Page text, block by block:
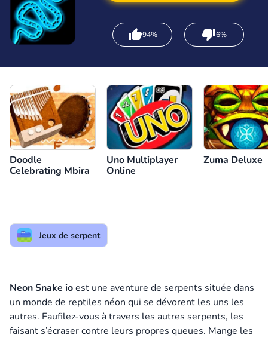
94% 6%
Doodle
Celebrating Mbira
Uno Multiplayer
Online
Zuma Deluxe
Jeux de serpent
Neon Snake ioest une aventure de serpents située dans
un monde de reptiles néon qui se dévorent les uns les
autres. Faufilez-vous à travers les autres serpents, les
faisant s’écraser contre leurs propres queues. Mange les